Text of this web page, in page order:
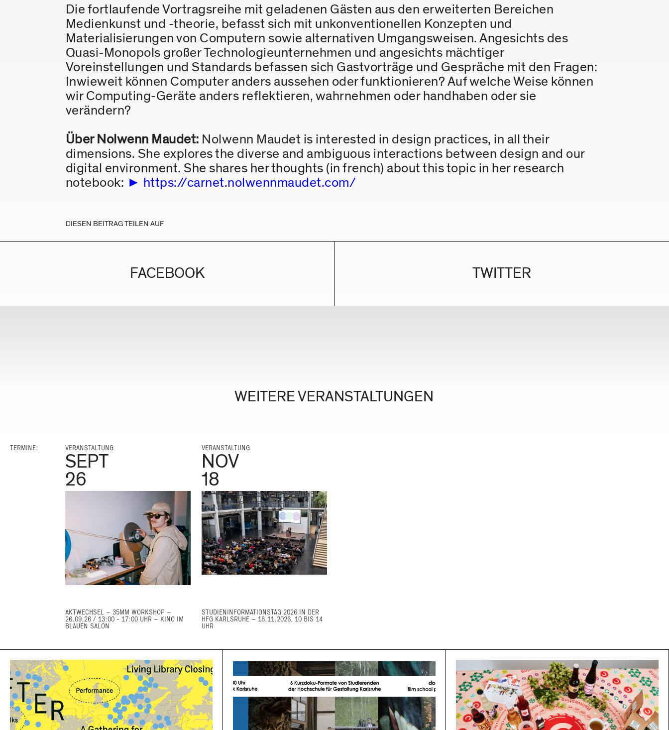
Die fortlaufende Vortragsreihe mit geladenen Gästen aus den erweiterten Bereichen
Medienkunst und -theorie, befasst sich mit unkonventionellen Konzepten und
Materialisierungen von Computern sowie alternativen Umgangsweisen. Angesichts des
Quasi-Monopols großer Technologieunternehmen und angesichts mächtiger
Voreinstellungen und Standards befassen sich Gastvorträge und Gespräche mit den Fragen:
Inwieweit können Computer anders aussehen oder funktionieren? Auf welche Weise können
wir Computing-Geräte anders reflektieren, wahrnehmen oder handhaben oder sie
verändern?
Über Nolwenn Maudet: Nolwenn Maudet is interested in design practices, in all their
dimensions. She explores the diverse and ambiguous interactions between design and our
digital environment. She shares her thoughts (in french) about this topic in her research
notebook:
https://carnet.nolwennmaudet.com/
DIESEN BEITRAG TEILEN AUF
FACEBOOK TWITTER
WEITERE VERANSTALTUNGEN
TERMINE: VERANSTALTUNG
SEPT
26
AKTWECHSEL – 35MM WORKSHOP –
26.09.26 / 13:00 - 17:00 UHR – KINO IM
BLAUEN SALON
VERANSTALTUNG
NOV
18
STUDIENINFORMATIONSTAG 2026 IN DER
HFG KARLSRUHE – 18.11.2026, 10 BIS 14
UHR